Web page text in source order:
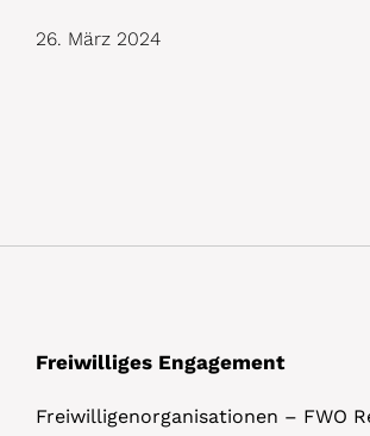
26. März 2024
Freiwilliges Engagement
Freiwilligenorganisationen – FWO